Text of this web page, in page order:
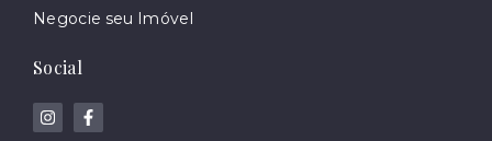
Negocie seu Imóvel
Social